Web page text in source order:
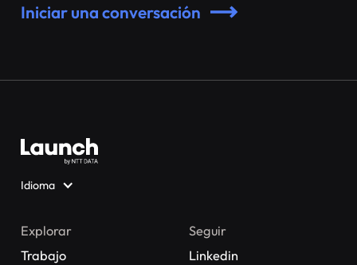
Iniciar una conversación
Idioma
Explorar
Trabajo
Seguir
Linkedin